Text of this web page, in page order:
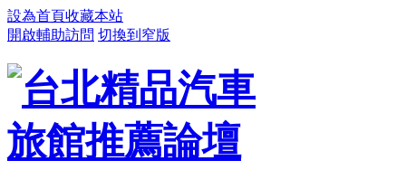
設為首頁收藏本站
開啟輔助訪問 切換到窄版